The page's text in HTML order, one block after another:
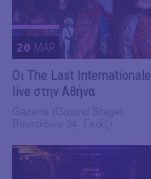
20 MAR
Οι The Last Internationale
live στην Αθήνα